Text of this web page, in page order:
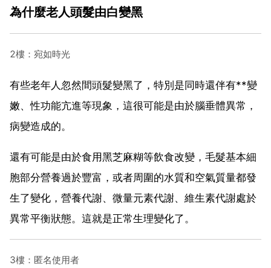
為什麼老人頭髮由白變黑
2樓：宛如時光
有些老年人忽然間頭髮變黑了，特別是同時還伴有**變
嫩、性功能亢進等現象，這很可能是由於腦垂體異常，
病變造成的。
還有可能是由於食用黑芝麻糊等飲食改變，毛髮基本細
胞部分營養過於豐富，或者周圍的水質和空氣質量都發
生了變化，營養代謝、微量元素代謝、維生素代謝處於
異常平衡狀態。這就是正常生理變化了。
3樓：匿名使用者